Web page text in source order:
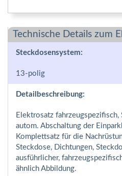
Technische Details zum
Steckdosensystem:
13-polig
Detailbeschreibung:
Elektrosatz
autom. Abschaltung der
Komplettsatz für die
Steckdose, Dichtungen,
ausführlicher,
ähnlich Abbildung.